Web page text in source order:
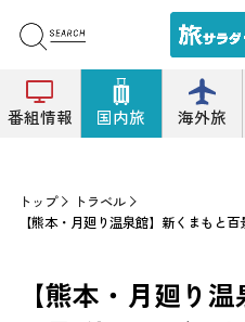
番組情報 国内旅 海外旅
トップ
トラベル
【熊本・月廻り